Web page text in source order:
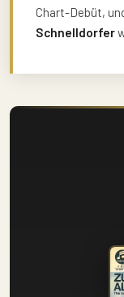
Chart-Debüt,
Schnelldorfer